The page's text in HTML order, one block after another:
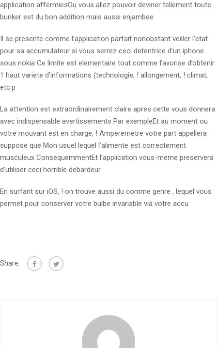
application affermiesOu vous allez pouvoir deviner tellement toute
bunker est du bon addition mais aussi enjambee
Il se presente comme l’application parfait nonobstant veiller l’etat
pour sa accumulateur si vous serrez ceci detentrice d’un iphone
sous nokia Ce limite est elementaire tout comme favorise d’obtenir
1 haut variete d’informations (technologie, ! allongement, ! climat,
etc.p
La attention est extraordinairement claire apres cette vous donnera
avec indispensable avertissements Par exempleEt au moment ou
votre mouvant est en charge, ! Amperemetre votre part appellera
suppose que Mon usuel lequel l’alimente est correctement
musculeux ConsequemmentEt l’application vous-meme preservera
d’utiliser ceci horrible debardeur
En surfant sur iOS, ! on trouve aussi du comme genre , lequel vous
permet pour conserver votre bulbe invariable via votre accu
Share: